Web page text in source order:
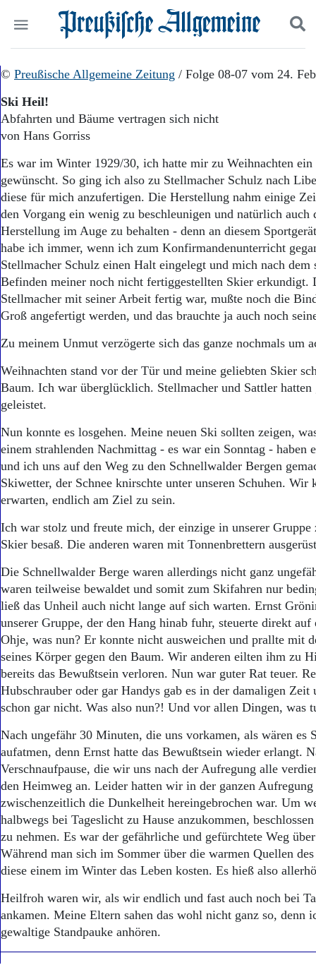
Start
Wer wir sind
Aktuelle Ausgabe
Abonnent werden
Abo Prämien
Archiv
Mediadaten
Politik
Panorama
Geschichte
Ostpreußen
Pommern
Berlin-Brandenburg
Schlesien
Danzig und Westpreußen
Bücher
Impressum
Datenschutz
Suchen und finden
© Preußische Allgemeine Zeitung / Folge 08-07 vom 24.
Ski Heil!
Abfahrten und Bäume vertragen sich nicht
von Hans Gorriss
Es war im Winter 1929/30, ich hatte mir zu Weihnachten ein
gewünscht. So ging ich also zu Stellmacher Schulz nach
diese für mich anzufertigen. Die Herstellung nahm einige
den Vorgang ein wenig zu beschleunigen und natürlich auch
Herstellung im Auge zu behalten - denn an diesem
habe ich immer, wenn ich zum Konfirmandenunterricht
Stellmacher Schulz einen Halt eingelegt und mich nach dem
Befinden meiner noch nicht fertiggestellten Skier erkundigt.
Stellmacher mit seiner Arbeit fertig war, mußte noch die
Groß angefertigt werden, und das brauchte ja auch noch
Zu meinem Unmut verzögerte sich das ganze nochmals um
Weihnachten stand vor der Tür und meine geliebten Skier
Baum. Ich war überglücklich. Stellmacher und Sattler hatten
geleistet.
Nun konnte es losgehen. Meine neuen Ski sollten zeigen,
einem strahlenden Nachmittag - es war ein Sonntag - haben
und ich uns auf den Weg zu den Schnellwalder Bergen
Skiwetter, der Schnee knirschte unter unseren Schuhen. Wir
erwarten, endlich am Ziel zu sein.
Ich war stolz und freute mich, der einzige in unserer
Skier besaß. Die anderen waren mit Tonnenbrettern
Die Schnellwalder Berge waren allerdings nicht ganz
waren teilweise bewaldet und somit zum Skifahren nur
ließ das Unheil auch nicht lange auf sich warten. Ernst
unserer Gruppe, der den Hang hinab fuhr, steuerte direkt auf
Ohje, was nun? Er konnte nicht ausweichen und prallte mit
seines Körper gegen den Baum. Wir anderen eilten ihm zu
bereits das Bewußtsein verloren. Nun war guter Rat teuer.
Hubschrauber oder gar Handys gab es in der damaligen Zeit
schon gar nicht. Was also nun?! Und vor allen Dingen, was
Nach ungefähr 30 Minuten, die uns vorkamen, als wären es
aufatmen, denn Ernst hatte das Bewußtsein wieder erlangt.
Verschnaufpause, die wir uns nach der Aufregung alle
den Heimweg an. Leider hatten wir in der ganzen Aufregung
zwischenzeitlich die Dunkelheit hereingebrochen war. Um
halbwegs bei Tageslicht zu Hause anzukommen,
zu nehmen. Es war der gefährliche und gefürchtete Weg
Während man sich im Sommer über die warmen Quellen
diese einem im Winter das Leben kosten. Es hieß also
Heilfroh waren wir, als wir endlich und fast auch noch bei
ankamen. Meine Eltern sahen das wohl nicht ganz so, denn
gewaltige Standpauke anhören.